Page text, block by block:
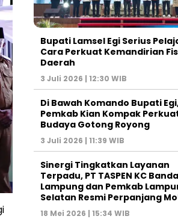
Bupati Lamsel Egi Serius
Cara Perkuat Kemandirian
Daerah
3 Juli 2026 | 12:30 WIB
Di Bawah Komando Bupati
Pemkab Kian Kompak
Budaya Gotong Royong
3 Juli 2026 | 11:39 WIB
Sinergi Tingkatkan Layanan
Terpadu, PT TASPEN KC
Lampung dan Pemkab
Selatan Resmi Perpanjang
18 Mei 2026 | 15:34 WIB